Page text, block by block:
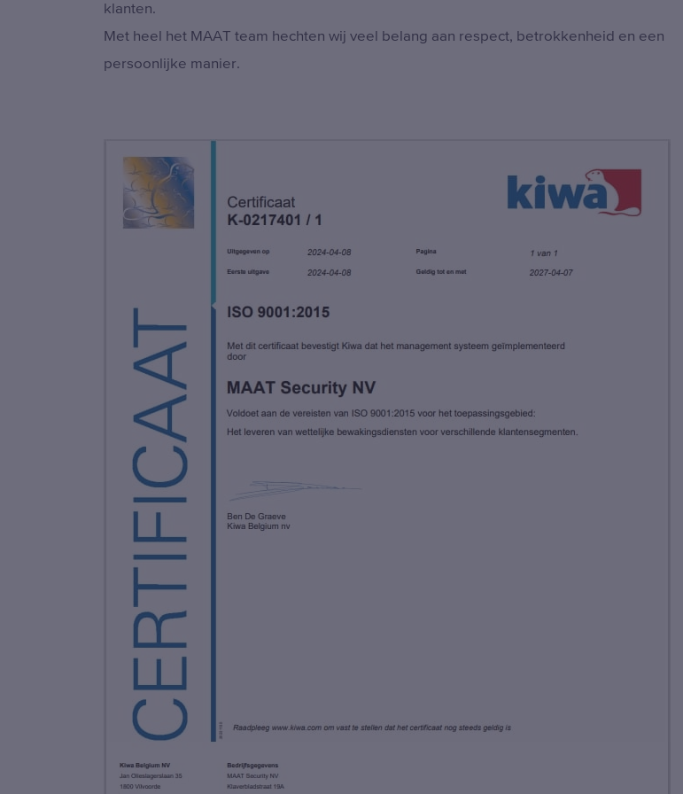
klanten.
Met heel het MAAT team hechten wij veel belang aan respect, betrokkenheid en een
persoonlijke manier.